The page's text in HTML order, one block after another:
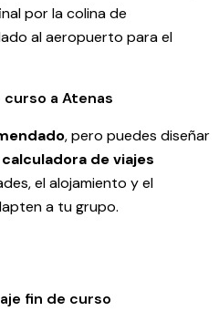
por la colina de
al aeropuerto para el
a Atenas
, pero puedes diseñar
calculadora de viajes
el alojamiento y el
a tu grupo.
fin de curso